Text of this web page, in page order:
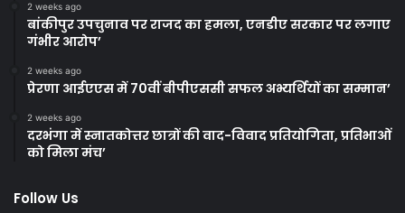
2 weeks ago
बांकीपुर उपचुनाव पर राजद का हमला, एनडीए सरकार पर लगाए
गंभीर आरोप’
2 weeks ago
प्रेरणा आईएएस में 70वीं बीपीएससी सफल अभ्यर्थियों का सम्मान’
2 weeks ago
दरभंगा में स्नातकोत्तर छात्रों की वाद-विवाद प्रतियोगिता, प्रतिभाओं
को मिला मंच’
Follow Us